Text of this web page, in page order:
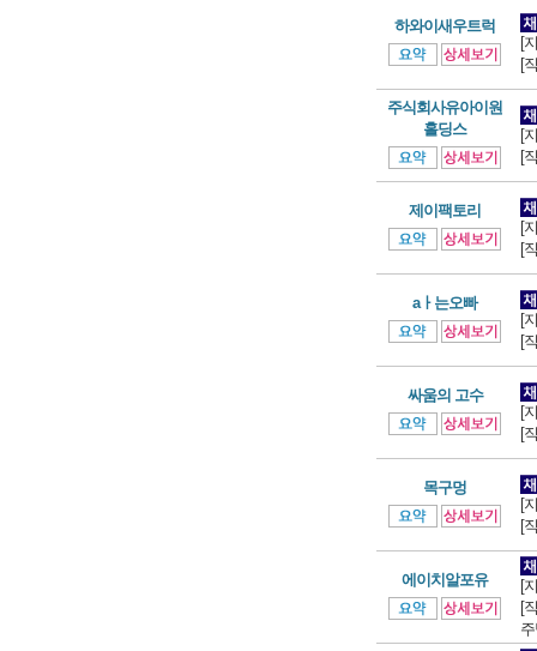
하와이새우트럭
[
[
주식회사유아이원
홀딩스
[
[
제이팩토리
[
[
aㅏ는오빠
[
[
싸움의 고수
[
[
목구멍
[
[
에이치알포유
[
[